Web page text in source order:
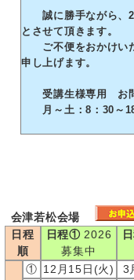
誠に勝手ながら、
とさせて頂きます。
ご不便をおかけいた
申し上げます。
受講生様専用 お問
月～土：8：30～
会津若松会場
日程
順
日程①2026
募集中
① 12月15日(火)
3